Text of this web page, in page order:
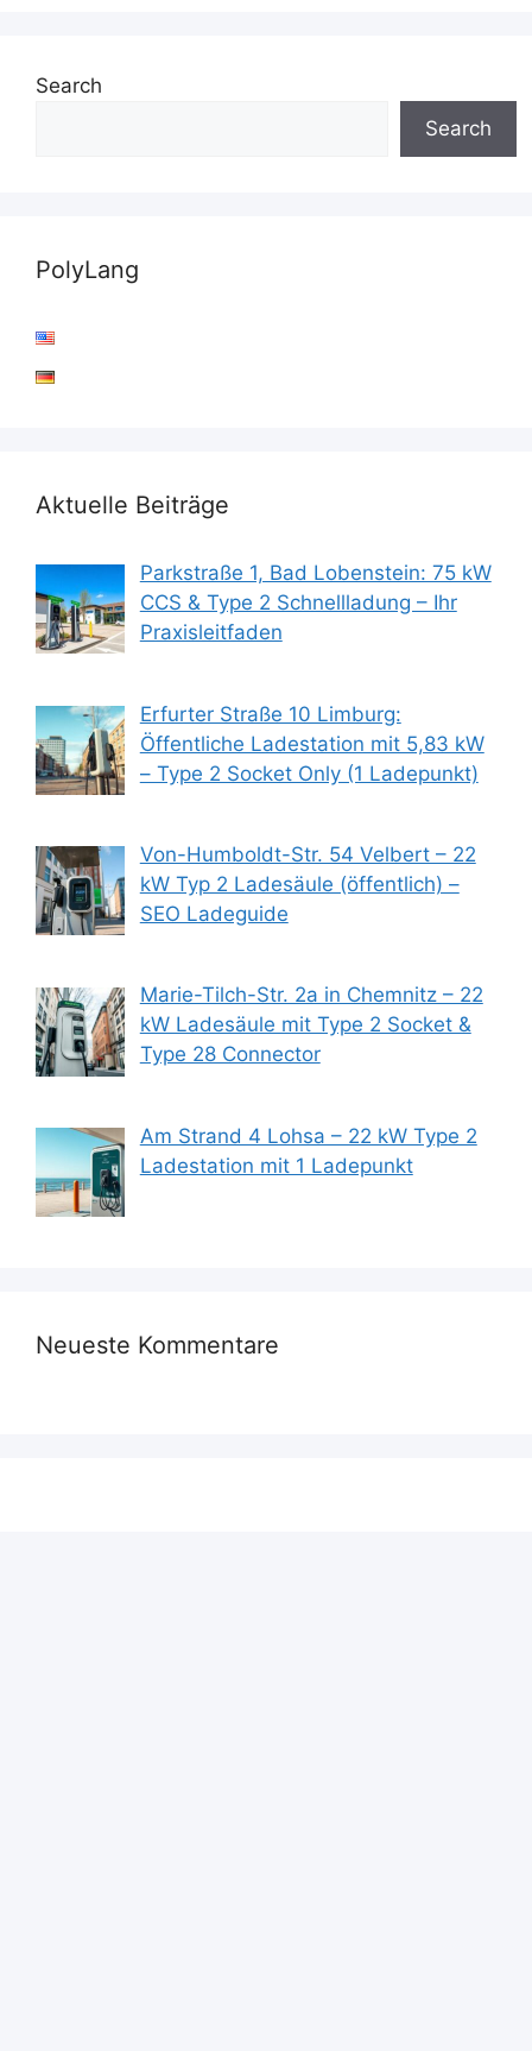
Search
Search
PolyLang
Aktuelle Beiträge
Parkstraße 1, Bad Lobenstein: 75 kW
CCS & Type 2 Schnellladung – Ihr
Praxisleitfaden
Erfurter Straße 10 Limburg:
Öffentliche Ladestation mit 5,83 kW
– Type 2 Socket Only (1 Ladepunkt)
Von-Humboldt-Str. 54 Velbert – 22
kW Typ 2 Ladesäule (öffentlich) –
SEO Ladeguide
Marie-Tilch-Str. 2a in Chemnitz – 22
kW Ladesäule mit Type 2 Socket &
Type 28 Connector
Am Strand 4 Lohsa – 22 kW Type 2
Ladestation mit 1 Ladepunkt
Neueste Kommentare